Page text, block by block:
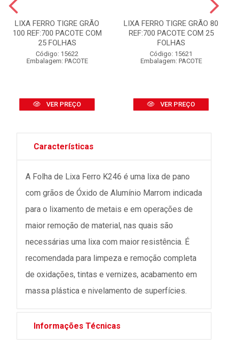
LIXA FERRO TIGRE GRÃO
100 REF:700 PACOTE COM
25 FOLHAS
Código: 15622
Embalagem: PACOTE
VER PREÇO
LIXA FERRO TIGRE GRÃO 80
REF:700 PACOTE COM 25
FOLHAS
Código: 15621
Embalagem: PACOTE
VER PREÇO
Características
A Folha de Lixa Ferro K246 é uma lixa de pano
com grãos de Óxido de Alumínio Marrom indicada
para o lixamento de metais e em operações de
maior remoção de material, nas quais são
necessárias uma lixa com maior resistência. É
recomendada para limpeza e remoção completa
de oxidações, tintas e vernizes, acabamento em
massa plástica e nivelamento de superfícies.
Informações Técnicas